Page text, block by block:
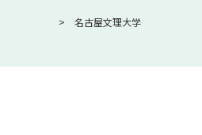
名古屋文理大学